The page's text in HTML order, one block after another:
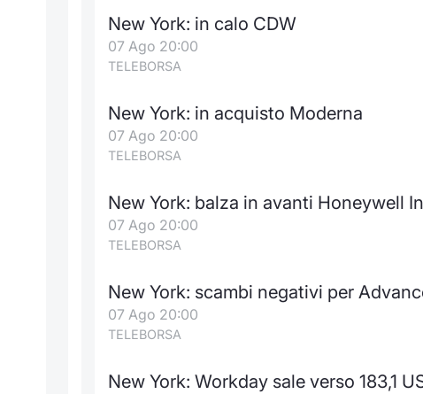
New York: in calo CDW
07 Ago 20:00
TELEBORSA
New York: in acquisto Moderna
07 Ago 20:00
TELEBORSA
New York: balza in avanti Honeywell
07 Ago 20:00
TELEBORSA
New York: scambi negativi per
07 Ago 20:00
TELEBORSA
New York: Workday sale verso 183,1